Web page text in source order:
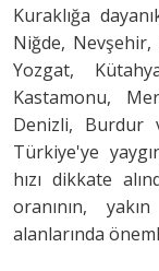
Kuraklığa
Niğde, Nevşehir,
Yozgat,
Kastamonu,
Denizli, Burdur
Türkiye'ye
hızı dikkate
oranının,
alanlarında